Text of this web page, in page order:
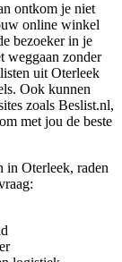
ontkom je niet
online winkel
bezoeker in je
weggaan zonder
uit Oterleek
Ook kunnen
zoals Beslist.nl,
met jou de beste
in Oterleek, raden